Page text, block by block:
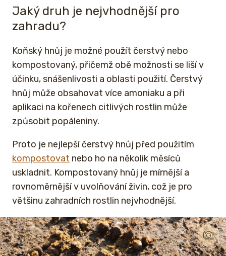
Jaký druh je nejvhodnější pro
zahradu?
Koňský hnůj je možné použít čerstvý nebo
kompostovaný, přičemž obě možnosti se liší v
účinku, snášenlivosti a oblasti použití. Čerstvý
hnůj může obsahovat více amoniaku a při
aplikaci na kořenech citlivých rostlin může
způsobit popáleniny.
Proto je nejlepší čerstvý hnůj před použitím
kompostovat nebo ho na několik měsíců
uskladnit. Kompostovaný hnůj je mírnější a
rovnoměrnější v uvolňování živin, což je pro
většinu zahradních rostlin nejvhodnější.